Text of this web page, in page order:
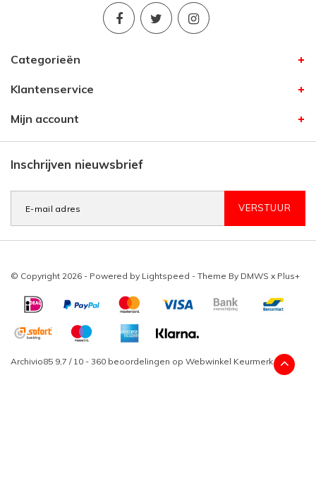
Categorieën
Klantenservice
Mijn account
Inschrijven nieuwsbrief
VERSTUUR
© Copyright 2026 - Powered by Lightspeed - Theme By DMWS x Plus+
Archivio85 9,7 / 10 - 360 beoordelingen op Webwinkel Keurmerk